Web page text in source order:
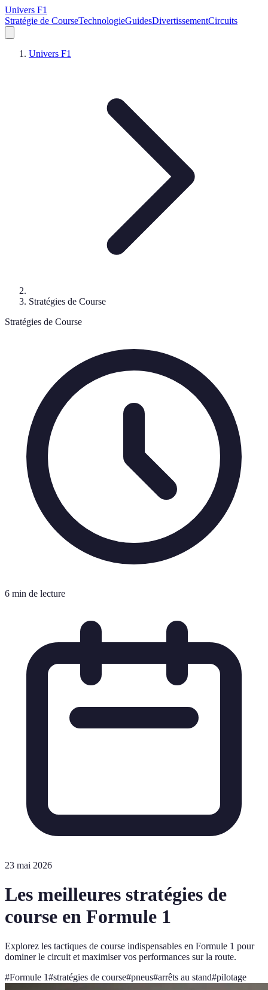
Univers F1
Stratégie de CourseTechnologieGuidesDivertissementCircuits
Univers F1
Stratégies de Course
Stratégies de Course
6 min de lecture
23 mai 2026
Les meilleures stratégies de
course en Formule 1
Explorez les tactiques de course indispensables en Formule 1 pour
dominer le circuit et maximiser vos performances sur la route.
#Formule 1#stratégies de course#pneus#arrêts au stand#pilotage